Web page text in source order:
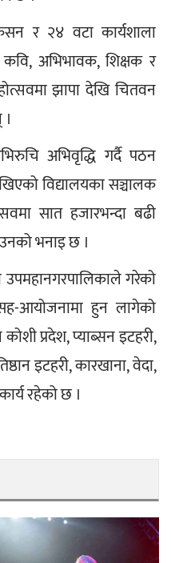
र २४ वटा कार्यशाला
अभिभावक, शिक्षक र
झापा देखि चितवन
अभिवृद्धि गर्दै पठन
विद्यालयका सञ्चालक
सात हजारभन्दा बढी
भनाइ छ ।
गरेको
आयोजनामा हुन लागेको
प्रदेश, प्याब्सन इटहरी,
इटहरी, कारखाना, वेदा,
रहेको छ ।